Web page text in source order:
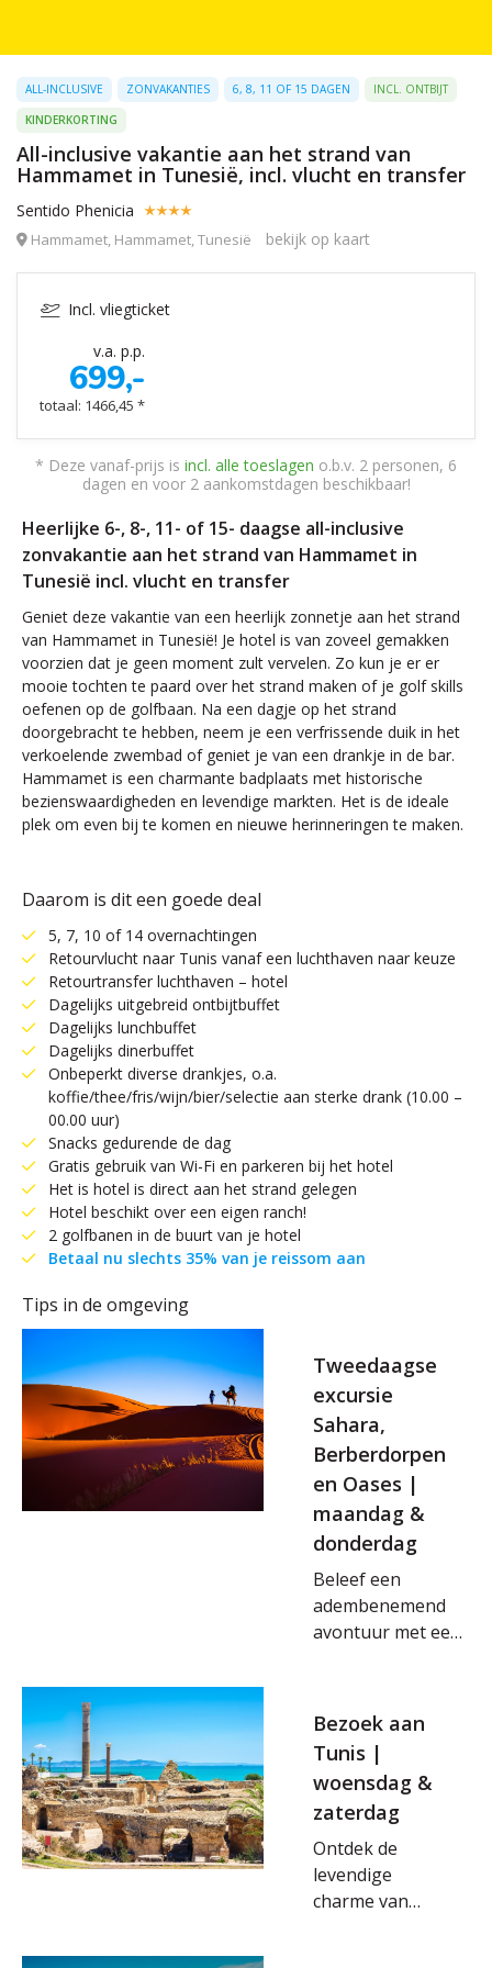
ALL-INCLUSIVE ZONVAKANTIES 6, 8, 11 OF 15 DAGEN
INCL. ONTBIJT
KINDERKORTING
All-inclusive vakantie aan het strand van
Hammamet in Tunesië, incl. vlucht en transfer
Sentido Phenicia
Hammamet, Hammamet, Tunesië bekijk op kaart
Incl. vliegticket
v.a. p.p.
699,-
totaal: 1466,45 *
* Deze vanaf-prijs is incl. alle toeslagen o.b.v. 2 personen, 6
dagen en voor 2 aankomstdagen beschikbaar!
Heerlijke 6-, 8-, 11- of 15- daagse all-inclusive
zonvakantie aan het strand van Hammamet in
Tunesië incl. vlucht en transfer
Geniet deze vakantie van een heerlijk zonnetje aan het strand
van Hammamet in Tunesië! Je hotel is van zoveel gemakken
voorzien dat je geen moment zult vervelen. Zo kun je er er
mooie tochten te paard over het strand maken of je golf skills
oefenen op de golfbaan. Na een dagje op het strand
doorgebracht te hebben, neem je een verfrissende duik in het
verkoelende zwembad of geniet je van een drankje in de bar.
Hammamet is een charmante badplaats met historische
bezienswaardigheden en levendige markten. Het is de ideale
plek om even bij te komen en nieuwe herinneringen te maken.
Daarom is dit een goede deal
5, 7, 10 of 14 overnachtingen
Retourvlucht naar Tunis vanaf een luchthaven naar keuze
Retourtransfer luchthaven – hotel
Dagelijks uitgebreid ontbijtbuffet
Dagelijks lunchbuffet
Dagelijks dinerbuffet
Onbeperkt diverse drankjes, o.a.
koffie/thee/fris/wijn/bier/selectie aan sterke drank (10.00 –
00.00 uur)
Snacks gedurende de dag
Gratis gebruik van Wi-Fi en parkeren bij het hotel
Het is hotel is direct aan het strand gelegen
Hotel beschikt over een eigen ranch!
2 golfbanen in de buurt van je hotel
Betaal nu slechts 35% van je reissom aan
Tips in de omgeving
Tweedaagse
excursie
Sahara,
Berberdorpen
en Oases |
maandag &
donderdag
Beleef een
adembenemend
avontuur met een
Sahara, waar je
door eeuwenoude
Berberdorpen
wandelt en oases
ontdekt die als
groene parels
opdoemen in het
woestijnlandschap.
Bezoek aan
Tunis |
woensdag &
zaterdag
Ontdek de
levendige
charme van